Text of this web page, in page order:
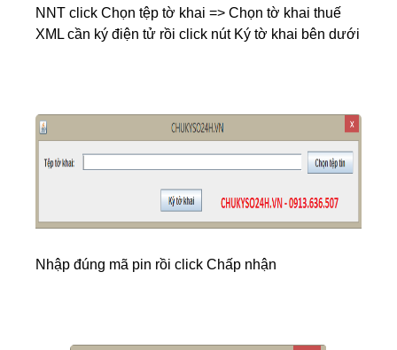
NNT click Chọn tệp tờ khai => Chọn tờ khai thuế
XML cần ký điện tử rồi click nút Ký tờ khai bên dưới
Nhập đúng mã pin rồi click Chấp nhận